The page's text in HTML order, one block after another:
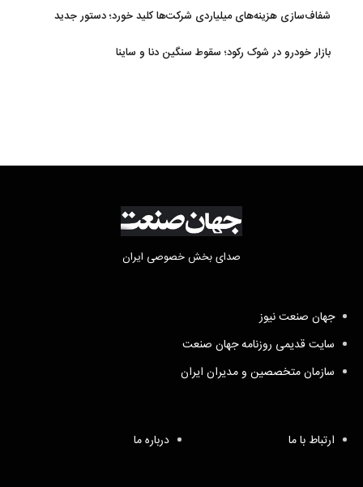
شفاف‌سازی هزینه‌های میلیاردی شرکت‌ها کلید خورد؛ دستور جدید
بازار خودرو در شوک رکود؛ سقوط سنگین دنا و ساینا
صدای بخش خصوصی ایران
جهان صنعت نیوز
سایت قدیمی روزنامه جهان صنعت
سازمان متخصصین و مدیران ایران
ارتباط با ما درباره ما